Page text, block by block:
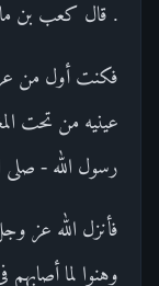
. قال كعب بن
فكنت أول من
عينيه من تحت
رسول الله - صلى
فأنزل الله عز
وهنوا لما